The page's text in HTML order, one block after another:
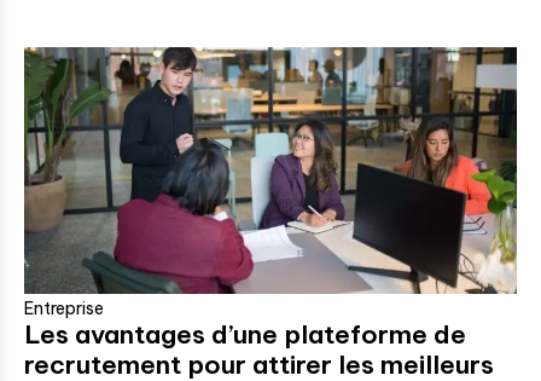
Entreprise
Les avantages d’une plateforme de
recrutement pour attirer les meilleurs